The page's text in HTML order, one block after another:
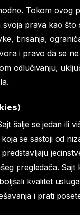
Tokom ovog
svoja prava kao što
brisanja,
i pravo da se
odlučivanju,
šalje se jedan ili
se sastoji od
pregledača. Sajt
kvalitet
i prati